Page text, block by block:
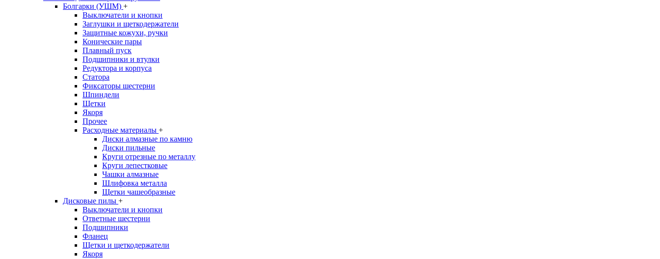
Болгарки (УШМ) +
Выключатели и кнопки
Заглушки и щеткодержатели
Защитные кожухи, ручки
Конические пары
Плавный пуск
Подшипники и втулки
Редуктора и корпуса
Статора
Фиксаторы шестерни
Шпиндели
Щетки
Якоря
Прочее
Расходные материалы +
Диски алмазные по камню
Диски пильные
Круги отрезные по металлу
Круги лепестковые
Чашки алмазные
Шлифовка металла
Щетки чашеобразные
Дисковые пилы +
Выключатели и кнопки
Ответные шестерни
Подшипники
Фланец
Щетки и щеткодержатели
Якоря